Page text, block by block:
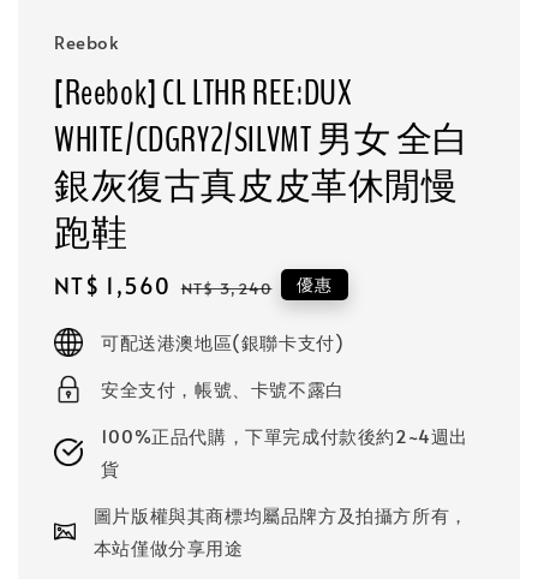
Reebok
[Reebok] CL LTHR REE:DUX
WHITE/CDGRY2/SILVMT 男女 全白
銀灰復古真皮皮革休閒慢
跑鞋
Sale
NT$ 1,560 Regular
NT$ 3,240 優惠
可配送港澳地區(銀聯卡支付)
安全支付，帳號、卡號不露白
100%正品代購，下單完成付款後約2~4週出
貨
圖片版權與其商標均屬品牌方及拍攝方所有，
本站僅做分享用途